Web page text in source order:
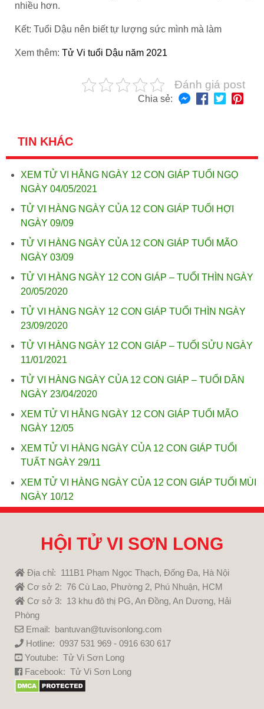
nhiều hơn.
Kết: Tuổi Dậu nên biết tự lượng sức mình mà làm
Xem thêm: Tử Vi tuổi Dậu năm 2021
Đánh giá post
Chia sẻ:
TIN KHÁC
XEM TỬ VI HẰNG NGÀY 12 CON GIÁP TUỔI NGỌ
NGÀY 04/05/2021
TỬ VI HÀNG NGÀY CỦA 12 CON GIÁP TUỔI HỢI
NGÀY 09/09
TỬ VI HÀNG NGÀY CỦA 12 CON GIÁP TUỔI MÃO
NGÀY 03/09
TỬ VI HÀNG NGÀY 12 CON GIÁP – TUỔI THÌN NGÀY
20/05/2020
TỬ VI HÀNG NGÀY 12 CON GIÁP TUỔI THÌN NGÀY
23/09/2020
TỬ VI HÀNG NGÀY 12 CON GIÁP – TUỔI SỬU NGÀY
11/01/2021
TỬ VI HÀNG NGÀY CỦA 12 CON GIÁP – TUỔI DẦN
NGÀY 23/04/2020
XEM TỬ VI HẰNG NGÀY 12 CON GIÁP TUỔI MÃO
NGÀY 12/05
XEM TỬ VI HÀNG NGÀY CỦA 12 CON GIÁP TUỔI
TUẤT NGÀY 29/11
XEM TỬ VI HÀNG NGÀY CỦA 12 CON GIÁP TUỔI MÙI
NGÀY 10/12
HỘI TỬ VI SƠN LONG
Địa chỉ: 111B1 Phạm Ngọc Thạch, Đống Đa, Hà Nội
Cơ sở 2: 76 Cù Lao, Phường 2, Phú Nhuận, HCM
Cơ sở 3: 13 khu đô thị PG, An Đồng, An Dương, Hải
Phòng
Email: bantuvan@tuvisonlong.com
Hotline: 0937 531 969 - 0916 630 617
Youtube: Tử Vi Sơn Long
Facebook: Tử Vi Sơn Long